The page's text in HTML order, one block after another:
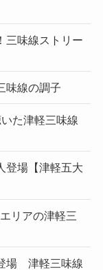
三味線ストリー
味線の調子
た津軽三味線
登場【津軽五大
リアの津軽三
場 津軽三味線